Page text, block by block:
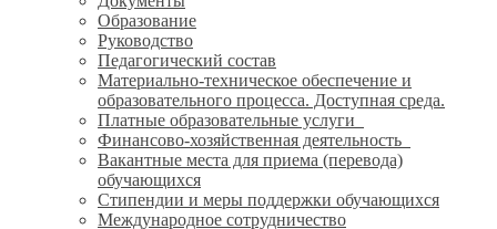
Образование
Руководство
Педагогический состав
Материально-техническое обеспечение и
образовательного процесса. Доступная среда.
Платные образовательные услуги
Финансово-хозяйственная деятельность
Вакантные места для приема (перевода)
обучающихся
Стипендии и меры поддержки обучающихся
Международное сотрудничество